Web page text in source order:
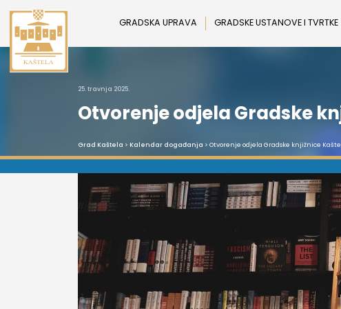
Preskoči
sadržaj
GRADSKA UPRAVA GRADSKE USTANOVE I TVRTKE
25. travnja 2025.
Otvorenje odjela Gradske
Grad Kaštela > Kalendar događanja > Otvorenje odjela Gradske knjižnice